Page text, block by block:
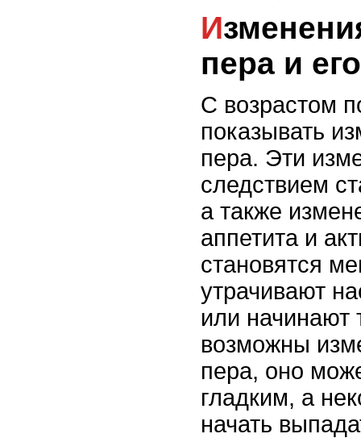
Изменения в окраске
пера и
С возрастом
показывать
пера. Эти
следствием
а также
аппетита и
становятся
утрачивают
или начинают
возможны
пера, оно
гладким, а
начать